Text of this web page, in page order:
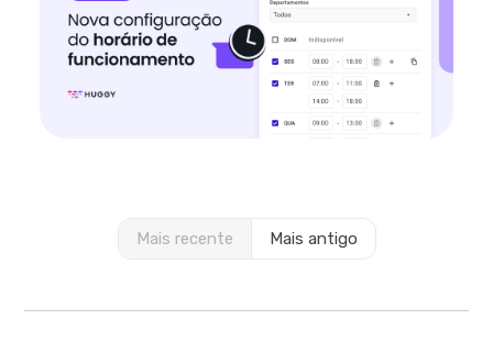
Mais recente Mais antigo